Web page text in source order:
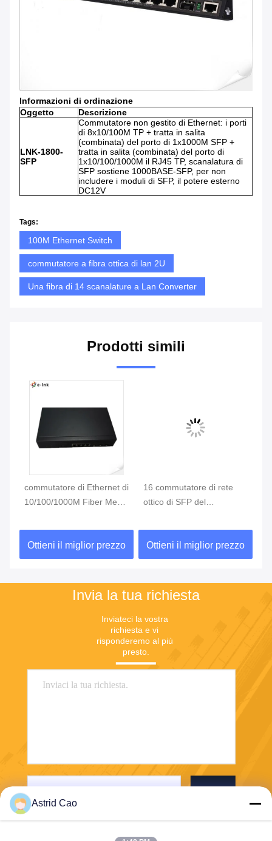
Informazioni di ordinazione
Oggetto
Descrizione
LNK-1800-
SFP
Commutatore non gestito di Ethernet: i porti
di 8x10/100M TP + tratta in salita
(combinata) del porto di 1x1000M SFP +
tratta in salita (combinata) del porto di
1x10/100/1000M il RJ45 TP, scanalatura di
SFP sostiene 1000BASE-SFP, per non
includere i moduli di SFP, il potere esterno
DC12V
Tags:
100M Ethernet Switch
commutatore a fibra ottica di lan 2U
Una fibra di 14 scanalature a Lan Converter
Prodotti simili
commutatore di Ethernet di
10/100/1000M Fiber Media
di 4-TX SFP
Ottieni il miglior prezzo
16 commutatore di rete
ottico di SFP del
10/100/1000M Gigabit
Fiber Port
Ottieni il miglior prezzo
Invia la tua richiesta
Inviateci la vostra
richiesta e vi
risponderemo al più
presto.
Astrid Cao